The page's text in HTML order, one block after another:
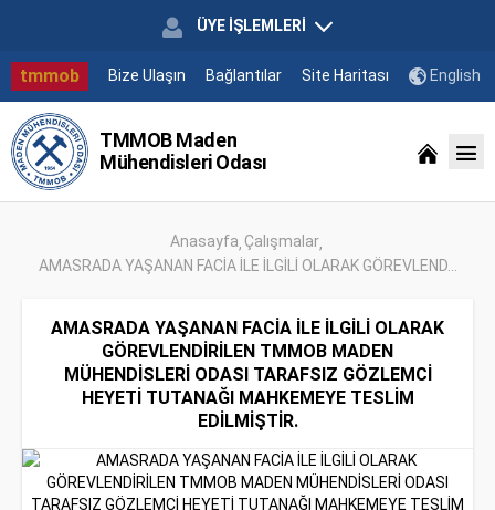
ÜYE İŞLEMLERİ
tmmob Bize Ulaşın Bağlantılar Site Haritası English
TMMOB Maden
Mühendisleri Odası
Anasayfa Çalışmalar
AMASRADA YAŞANAN FACİA İLE İLGİLİ OLARAK GÖREVLEND...
AMASRADA YAŞANAN FACİA İLE İLGİLİ OLARAK
GÖREVLENDİRİLEN TMMOB MADEN
MÜHENDİSLERİ ODASI TARAFSIZ GÖZLEMCİ
HEYETİ TUTANAĞI MAHKEMEYE TESLİM
EDİLMİŞTİR.